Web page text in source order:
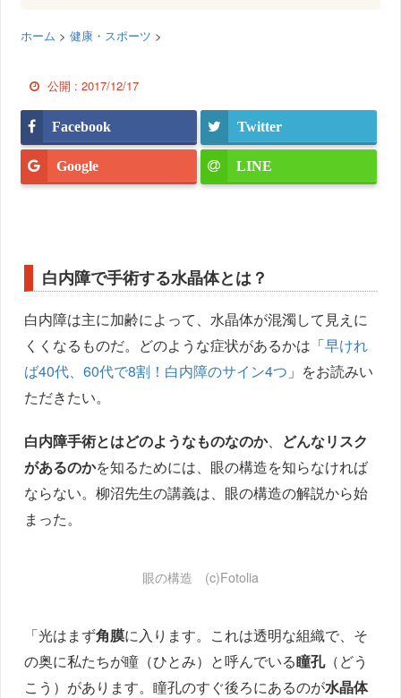
ホーム >健康・スポーツ >
公開 :2017/12/17
Facebook Twitter
Google LINE
白内障で手術する水晶体とは？
白内障は主に加齢によって、水晶体が混濁して見えに
くくなるものだ。どのような症状があるかは「早けれ
ば40代、60代で8割！白内障のサイン4つ 」をお読みい
ただきたい。
白内障手術とはどのようなものなのか、 どんなリスク
があるのかを知るためには、眼の構造を知らなければ
ならない。柳沼先生の講義は、眼の構造の解説から始
まった。
眼の構造 (c)Fotolia
「光はまず角膜に入ります。これは透明な組織で、そ
の奥に私たちが瞳（ひとみ）と呼んでいる瞳孔（どう
こう）があります。瞳孔のすぐ後ろにあるのが水晶体